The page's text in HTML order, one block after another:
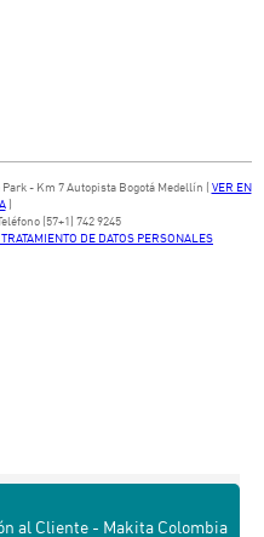
- ​Km 7 Autopista Bogotá Medellín​ ( VER EN
)
(57+1) 742 9245
DE DATOS PERSONALES
al Cliente - Makita Colombia